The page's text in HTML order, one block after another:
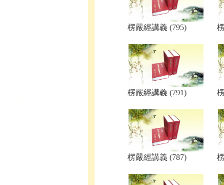
楞嚴經講義 (795)
楞嚴經講義 (791)
楞嚴經講義 (787)